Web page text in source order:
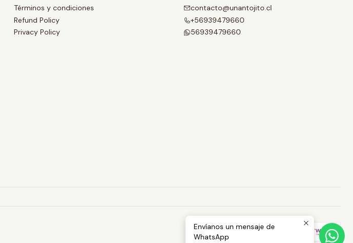
Términos y condiciones
Refund Policy
Privacy Policy
contacto@unantojito.cl
+56939479660
56939479660
Envíanos un mensaje de
WhatsApp